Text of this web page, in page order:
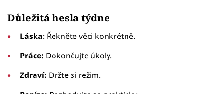
Důležitá hesla týdne
Láska: Řekněte věci konkrétně.
Práce: Dokončujte úkoly.
Zdraví: Držte si režim.